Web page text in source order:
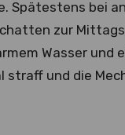
Spätestens bei
zur
Wasser
straff und die